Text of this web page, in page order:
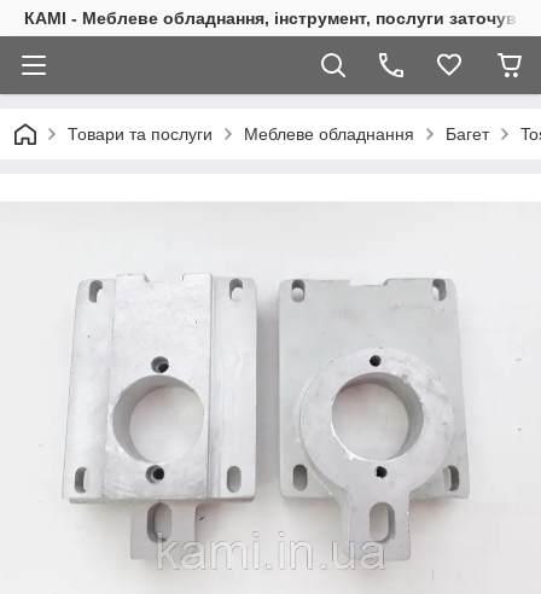
КАМІ - Меблеве обладнання, інструмент, послуги
Товари та послуги Меблеве обладнання Багет